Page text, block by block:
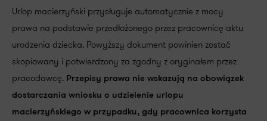
Urlop macierzyński przysługuje automatycznie z mocy
prawa na podstawie przedłożonego przez pracownicę aktu
urodzenia dziecka. Powyższy dokument powinien zostać
skopiowany i potwierdzony za zgodny z oryginałem przez
pracodawcę. Przepisy prawa nie wskazują na obowiązek
dostarczania wniosku o udzielenie urlopu
macierzyńskiego w przypadku, gdy pracownica korzysta